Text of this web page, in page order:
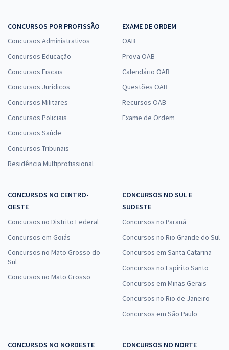
CONCURSOS POR PROFISSÃO
Concursos Administrativos
Concursos Educação
Concursos Fiscais
Concursos Jurídicos
Concursos Militares
Concursos Policiais
Concursos Saúde
Concursos Tribunais
Residência Multiprofissional
EXAME DE ORDEM
OAB
Prova OAB
Calendário OAB
Questões OAB
Recursos OAB
Exame de Ordem
CONCURSOS NO CENTRO-
OESTE
Concursos no Distrito Federal
Concursos em Goiás
Concursos no Mato Grosso do
Sul
Concursos no Mato Grosso
CONCURSOS NO SUL E
SUDESTE
Concursos no Paraná
Concursos no Rio Grande do Sul
Concursos em Santa Catarina
Concursos no Espírito Santo
Concursos em Minas Gerais
Concursos no Rio de Janeiro
Concursos em São Paulo
CONCURSOS NO NORDESTE
CONCURSOS NO NORTE